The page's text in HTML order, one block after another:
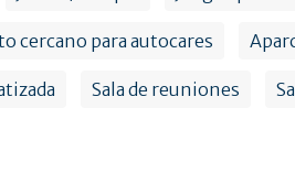
cercano para autocares
Sala de reuniones